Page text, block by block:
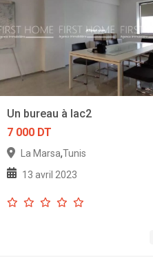
Un bureau à lac2
7 000 DT
La Marsa,Tunis
13 avril 2023